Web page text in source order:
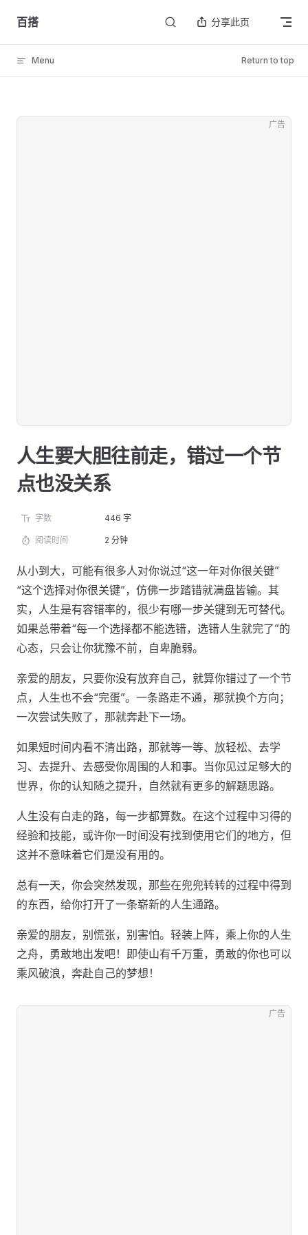
Skip to content
百搭 分享此页
Menu Return to top
广告
人生要大胆往前走，错过一个节
点也没关系
字数 446 字
阅读时间 2 分钟
从小到大，可能有很多人对你说过“这一年对你很关键”
“这个选择对你很关键”，仿佛一步踏错就满盘皆输。其
实，人生是有容错率的，很少有哪一步关键到无可替代。
如果总带着“每一个选择都不能选错，选错人生就完了”的
心态，只会让你犹豫不前，自卑脆弱。
亲爱的朋友，只要你没有放弃自己，就算你错过了一个节
点，人生也不会“完蛋”。一条路走不通，那就换个方向；
一次尝试失败了，那就奔赴下一场。
如果短时间内看不清出路，那就等一等、放轻松、去学
习、去提升、去感受你周围的人和事。当你见过足够大的
世界，你的认知随之提升，自然就有更多的解题思路。
人生没有白走的路，每一步都算数。在这个过程中习得的
经验和技能，或许你一时间没有找到使用它们的地方，但
这并不意味着它们是没有用的。
总有一天，你会突然发现，那些在兜兜转转的过程中得到
的东西，给你打开了一条崭新的人生通路。
亲爱的朋友，别慌张，别害怕。轻装上阵，乘上你的人生
之舟，勇敢地出发吧！即使山有千万重，勇敢的你也可以
乘风破浪，奔赴自己的梦想！
广告